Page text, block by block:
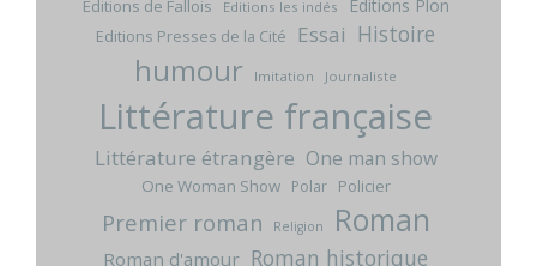
Editions de Fallois Editions les indés Editions Plon
Editions Presses de la Cité Essai Histoire
humour Imitation Journaliste
Littérature française
Littérature étrangère One man show
One Woman Show Polar Policier
Premier roman Religion Roman
Roman d'amour Roman historique